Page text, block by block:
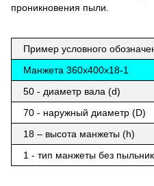
проникновения пыли.
Пример условного
Манжета 360х400х18-1
50 - диаметр вала (d)
70 - наружный диаметр (D)
18 – высота манжеты (h)
1 - тип манжеты без